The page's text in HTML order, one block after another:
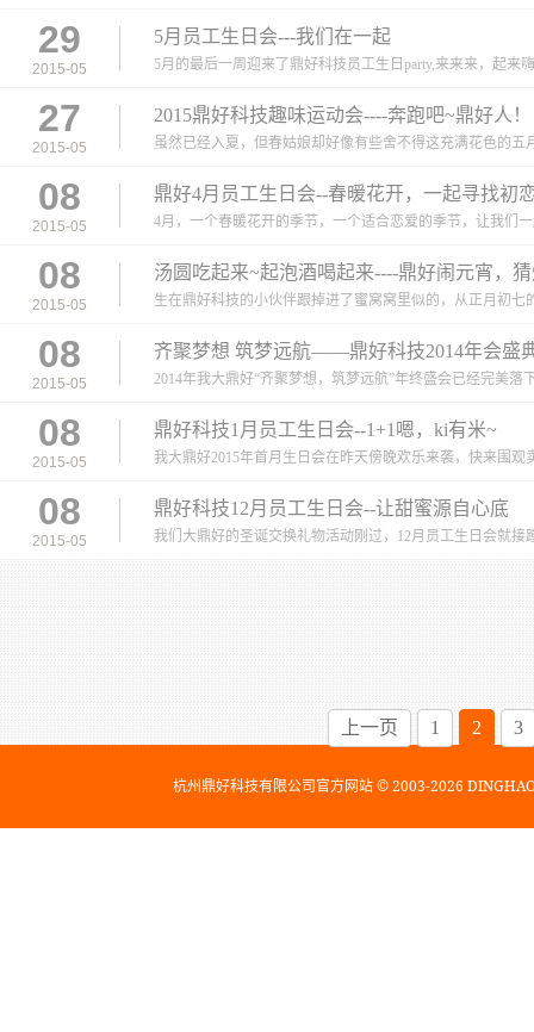
29
2015-05
5月员工生日会---我们在一起
5月的最后一周迎来了鼎好科技员工生日party,来来来，起来
27
2015-05
2015鼎好科技趣味运动会----奔跑吧~鼎好人！
虽然已经入夏，但春姑娘却好像有些舍不得这充满花色的
08
2015-05
鼎好4月员工生日会--春暖花开，一起寻找初
4月，一个春暖花开的季节，一个适合恋爱的季节，让我们
08
2015-05
汤圆吃起来~起泡酒喝起来----鼎好闹元宵，
生在鼎好科技的小伙伴跟掉进了蜜窝窝里似的，从正月初
08
2015-05
齐聚梦想 筑梦远航——鼎好科技2014年会盛
2014年我大鼎好“齐聚梦想，筑梦远航”年终盛会已经完美落
08
2015-05
鼎好科技1月员工生日会--1+1嗯，ki有米~
我大鼎好2015年首月生日会在昨天傍晚欢乐来袭，快来围
08
2015-05
鼎好科技12月员工生日会--让甜蜜源自心底
我们大鼎好的圣诞交换礼物活动刚过，12月员工生日会就
上一页 1 2 3
杭州鼎好科技有限公司官方网站 © 2003-2026